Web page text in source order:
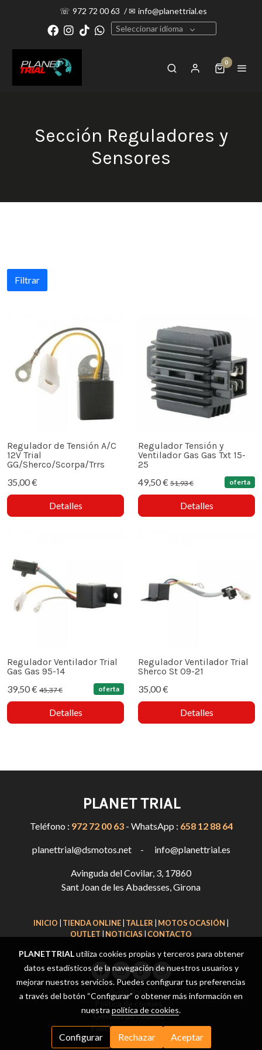
☏ 972 72 00 63 /✉ info@planettrial.es
Seleccionar idioma
0
Sección Reguladores y
Sensores
Filtrar
Regulador de Tensión A/C
12V Trial
GG/Sherco/Scorpa/Trrs
35,00 €
Detalles
Regulador Tensión y
Ventilador Gas Gas Txt 15-
25
49,50 € 51,93 € oferta
Detalles
Regulador Ventilador Trial
Gas Gas 95-14
39,50 € 45,37 € oferta
Detalles
Regulador Ventilador Trial
Sherco St 09-21
35,00 €
Detalles
PLANET TRIAL
Teléfono : 972 72 00 63- WhatsApp : 658 12 88 64
planettrial@dsmotos.net - info@planettrial.es
Avinguda del Covilar, 3, 17860
Sant Joan de les Abadesses, Girona
INICIO TIENDA ONLINE TALLER MOTOS OCASIÓN
OUTLET
NOTICIAS CONTACTO
Aviso legal
Política de cookies
Gestión de cookies
Política de privacidad
PLANETTRIALutiliza cookies propias y terceros para obtener
datos estadísticos de la navegación de nuestros usuarios y
mejorar nuestros servicios. Puedes configurar tus preferencias
a través del botón “Configurar” o obtener más información en
nuestra política de cookies.
Configurar Rechazar Aceptar